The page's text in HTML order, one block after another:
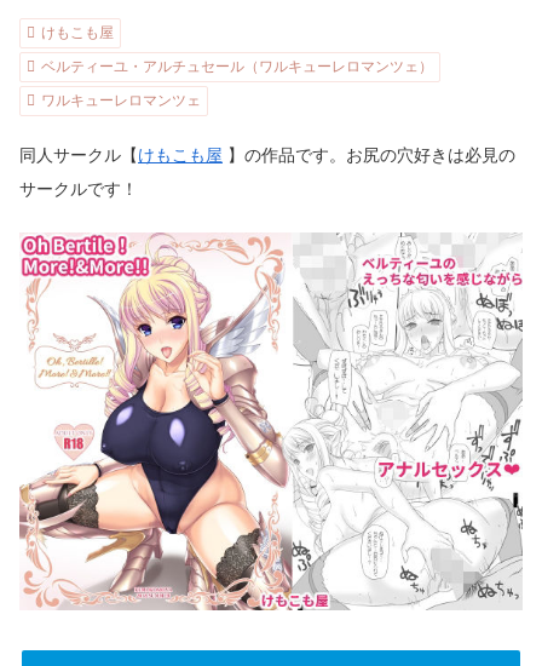
けもこも屋
ベルティーユ・アルチュセール（ワルキューレロマンツェ）
ワルキューレロマンツェ
同人サークル【けもこも屋 】の作品です。お尻の穴好きは必見の
サークルです！